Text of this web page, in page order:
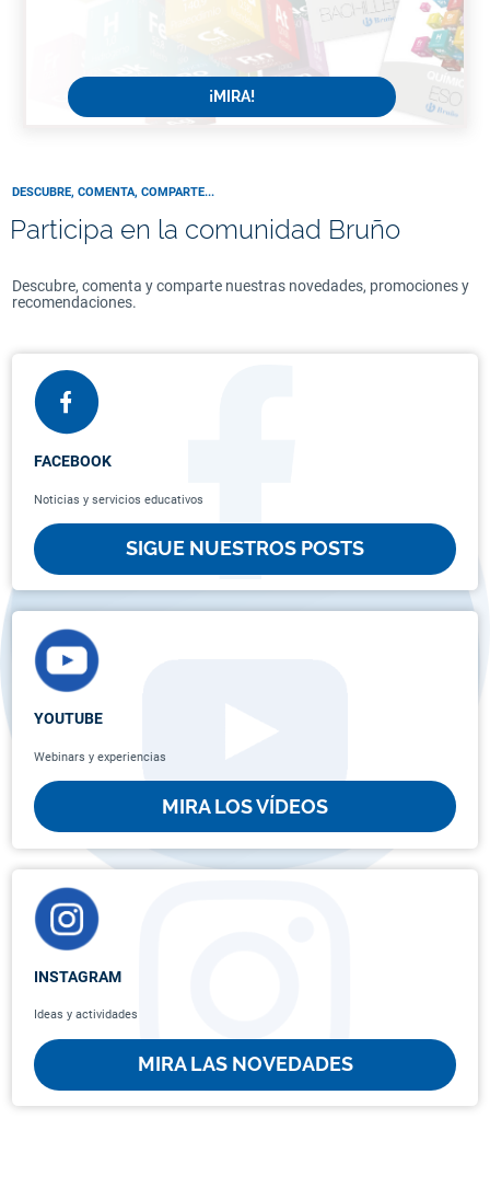
¡MIRA!
DESCUBRE, COMENTA, COMPARTE...
Participa en la comunidad Bruño
Descubre, comenta y comparte nuestras novedades, promociones y
recomendaciones.
FACEBOOK
Noticias y servicios educativos
SIGUE NUESTROS POSTS
YOUTUBE
Webinars y experiencias
MIRA LOS VÍDEOS
INSTAGRAM
Ideas y actividades
MIRA LAS NOVEDADES